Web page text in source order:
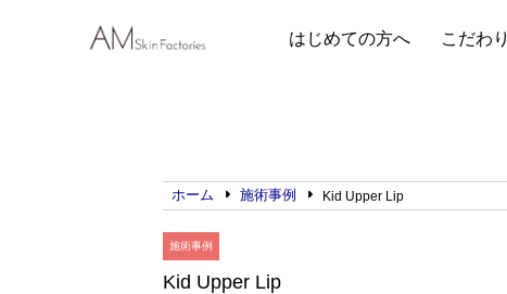
はじめての方へ こだわり
ホーム 施術事例 Kid Upper Lip
施術事例
Kid Upper Lip